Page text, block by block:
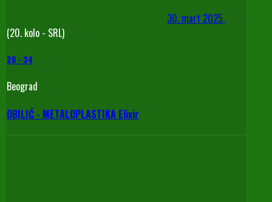
30. mart 2025.
(20. kolo - SRL)
26 - 34
Beograd
OBILIĆ - METALOPLASTIKA Elixir